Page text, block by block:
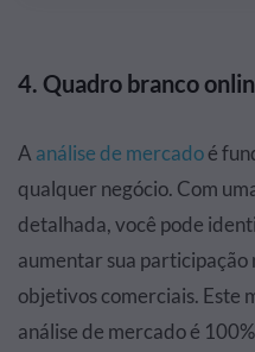
4. Quadro branco
A análise de mercadoé
qualquer negócio. Com
detalhada, você pode
aumentar sua participação
objetivos comerciais. Este
análise de mercado é